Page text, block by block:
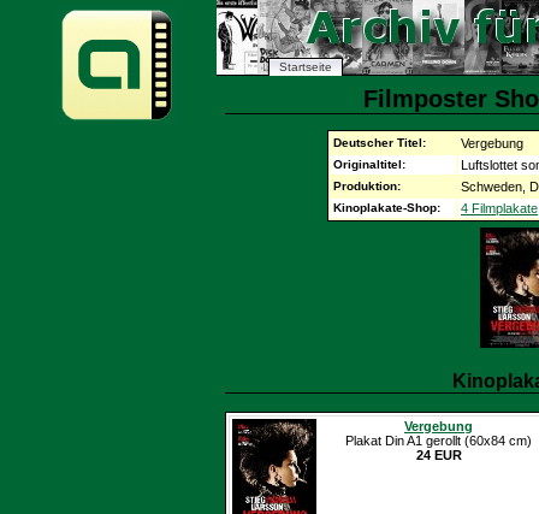
Startseite
Filmposter
Deutscher Titel: Vergebung
Originaltitel: Luftslottet
Produktion: Schweden,
Kinoplakate-Shop: 4 Filmplakate
Vergebung
Plakat Din A1 gerollt (60x84 cm)
24 EUR